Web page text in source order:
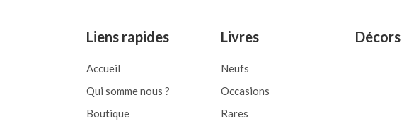
Liens rapides
Accueil
Qui somme nous ?
Boutique
Livres
Neufs
Occasions
Rares
Décors